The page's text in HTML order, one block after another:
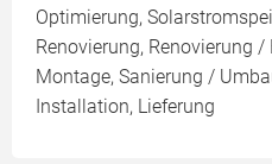
Optimierung,
Renovierung, Renovierung
Montage, Sanierung /
Installation, Lieferung